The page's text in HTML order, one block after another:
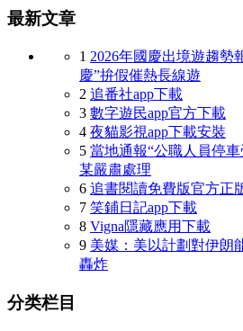
最新文章
1 2026年國慶出境遊趨勢
慶”拚假催熱長線遊
2 追番社app下載
3 數字遊民app官方下載
4 夜貓影視app下載安裝
5 當地通報“公職人員停
某嚴肅處理
6 追書閱讀免費版官方正
7 笑鋪日記app下載
8 Vigna隱藏應用下載
9 美媒：美以計劃對伊朗
轟炸
分类栏目